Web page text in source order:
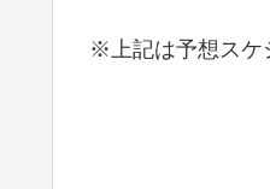
※上記は予想スケ